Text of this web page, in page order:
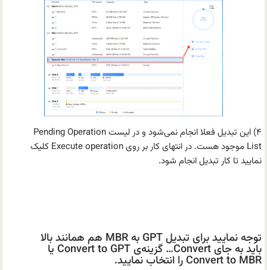
۴) این تبدیل فعلا انجام نمی‌شود و در لیست Pending Operation
List موجود هست. در انتهای کار بر روی Execute operation کلیک
نمایید تا کار تبدیل انجام شود.
توجه نمایید برای تبدیل GPT‌ به MBR هم همانند بالا
باید به جای Convert… گزینه‌ی Convert to GPT یا
Convert to MBR‌ را انتخاب نمایید.